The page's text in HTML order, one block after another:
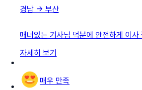
경남 → 부산
매너있는 기사님 덕분에 안전하게 이
자세히 보기
매우 만족